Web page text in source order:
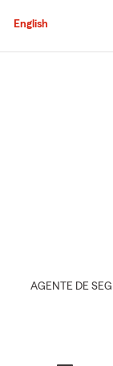
English
AGENTE DE